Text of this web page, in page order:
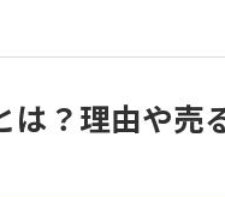
？理由や売